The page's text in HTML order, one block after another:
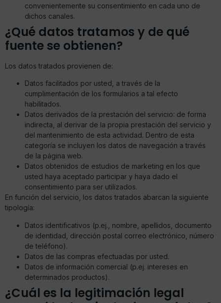
convenientemente su consentimiento en cada uno de
dichos canales.
¿Qué datos tratamos y de qué
fuente se obtienen?
Los datos tratados provienen de:
Datos facilitados por usted, a través de la
cumplimentación de los formularios a tal efecto
habilitados.
Datos derivados de la prestación del servicio: de forma
indirecta, al derivar de la propia prestación del servicio y
del mantenimiento de esta actividad. Dentro de esta
categoría se incluyen los datos de navegación a través
de la página web.
Datos obtenidos de estudios de marketing en los que
usted haya aceptado participar y haya dado el
consentimiento para ser utilizados.
En función del servicio, los datos tratados abarcan la siguiente
tipología:
Datos identificativos (p.ej., nombre, apellidos, documento
de identidad, dirección postal correo electrónico, número
de teléfono).
Datos de las compras efectuadas por usted.
Datos de información comercial (p.ej. intereses en
determinados productos).
¿Cuál es la legitimación legal